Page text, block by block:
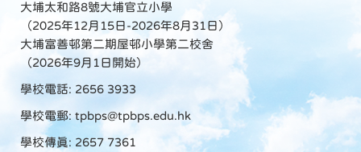
大埔太和路8號大埔官立小學
（2025年12月15日-2026年8月31日）
大埔富善邨第二期屋邨小學第二校舍
（2026年9月1日開始）
學校電話: 2656 3933
學校電郵: tpbps@tpbps.edu.hk
學校傳真: 2657 7361